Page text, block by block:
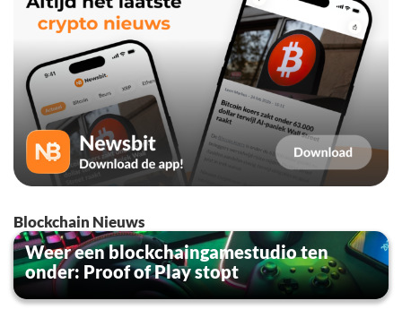
Blockchain Nieuws
Weer een blockchaingamestudio ten
onder: Proof of Play stopt